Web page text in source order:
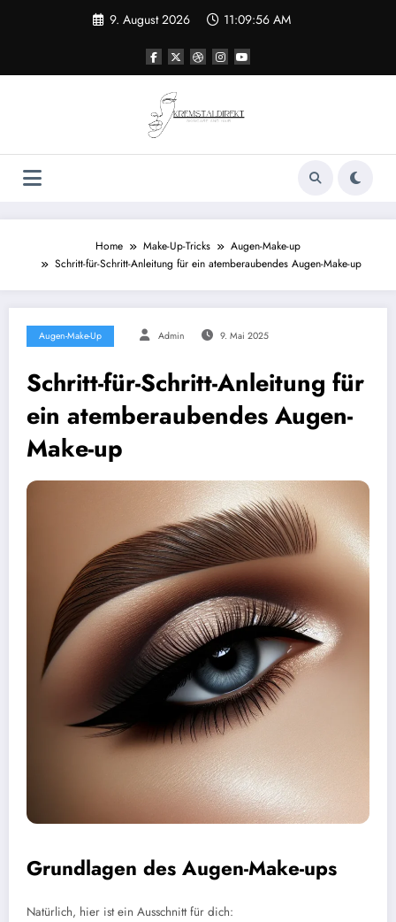
9. August 2026 11:09:56 AM
Home Make-Up-Tricks
Augen-Make-up
Schritt-für-Schritt-Anleitung für ein atemberaubendes Augen-Make-up
Augen-Make-Up Admin 9. Mai 2025
Schritt-für-Schritt-Anleitung für
ein atemberaubendes Augen-
Make-up
Grundlagen des Augen-Make-ups
Natürlich, hier ist ein Ausschnitt für dich: